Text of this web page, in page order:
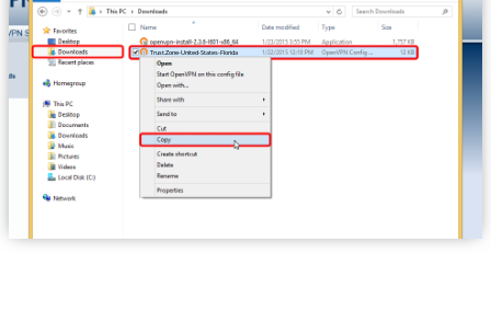
Trust.Zone-United-States-Florida